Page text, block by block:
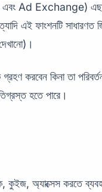
Ad Exchange)
এই ফাংশনটি সাধারণত
গ্রহণ করবেন কিনা তা
হতে পারে।
অ্যাক্সেস করতে